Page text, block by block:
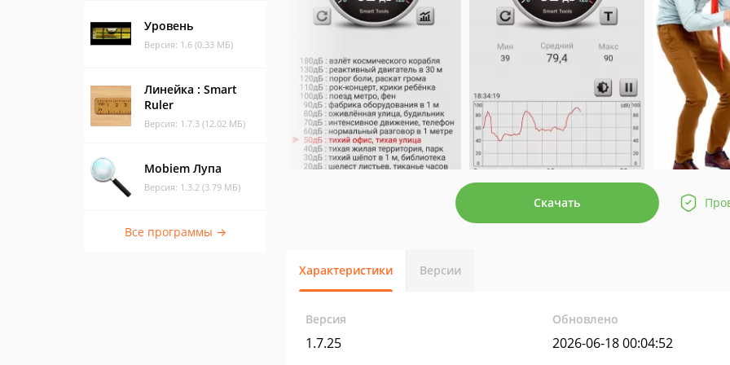
Уровень
Версия: 1.6 (0.33 МБ)
Линейка : Smart
Ruler
Версия: 1.7.3 (12.02 МБ)
Mobiem Лупа
Версия: 1.3.2 (3.79 МБ)
Все программы →
Скачать
Характеристики Версии
Версия
1.7.25
Обновлено
2026-06-18 00:04:52